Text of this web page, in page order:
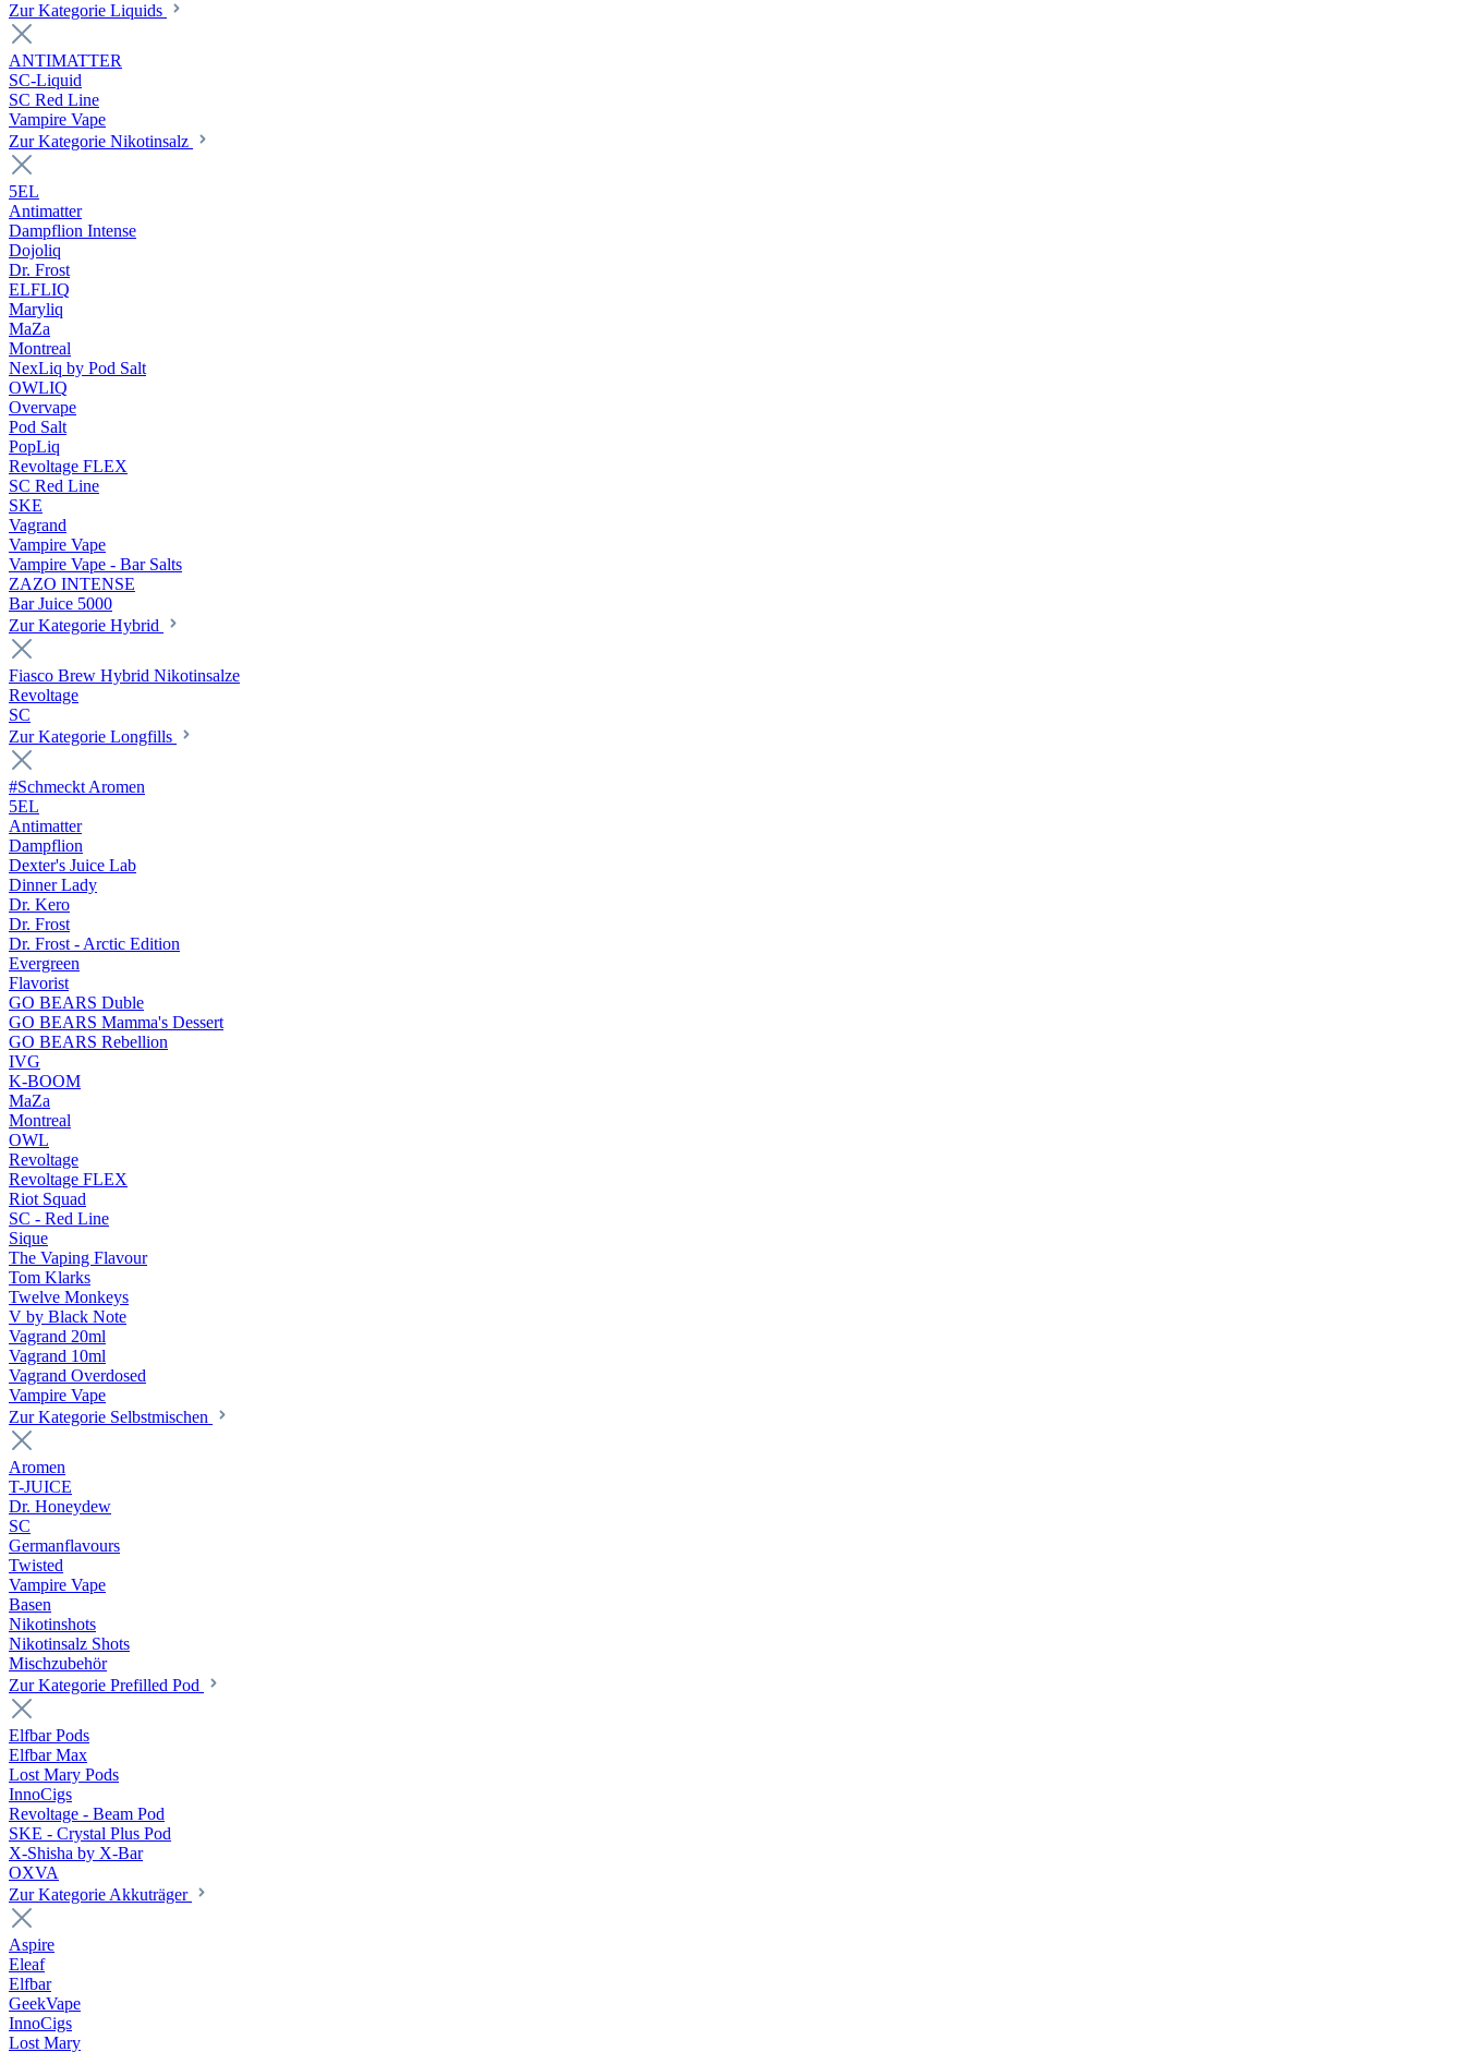
Zur Kategorie Liquids
ANTIMATTER
SC-Liquid
SC Red Line
Vampire Vape
Zur Kategorie Nikotinsalz
5EL
Antimatter
Dampflion Intense
Dojoliq
Dr. Frost
ELFLIQ
Maryliq
MaZa
Montreal
NexLiq by Pod Salt
OWLIQ
Overvape
Pod Salt
PopLiq
Revoltage FLEX
SC Red Line
SKE
Vagrand
Vampire Vape
Vampire Vape - Bar Salts
ZAZO INTENSE
Bar Juice 5000
Zur Kategorie Hybrid
Fiasco Brew Hybrid Nikotinsalze
Revoltage
SC
Zur Kategorie Longfills
#Schmeckt Aromen
5EL
Antimatter
Dampflion
Dexter's Juice Lab
Dinner Lady
Dr. Kero
Dr. Frost
Dr. Frost - Arctic Edition
Evergreen
Flavorist
GO BEARS Duble
GO BEARS Mamma's Dessert
GO BEARS Rebellion
IVG
K-BOOM
MaZa
Montreal
OWL
Revoltage
Revoltage FLEX
Riot Squad
SC - Red Line
Sique
The Vaping Flavour
Tom Klarks
Twelve Monkeys
V by Black Note
Vagrand 20ml
Vagrand 10ml
Vagrand Overdosed
Vampire Vape
Zur Kategorie Selbstmischen
Aromen
T-JUICE
Dr. Honeydew
SC
Germanflavours
Twisted
Vampire Vape
Basen
Nikotinshots
Nikotinsalz Shots
Mischzubehör
Zur Kategorie Prefilled Pod
Elfbar Pods
Elfbar Max
Lost Mary Pods
InnoCigs
Revoltage - Beam Pod
SKE - Crystal Plus Pod
X-Shisha by X-Bar
OXVA
Zur Kategorie Akkuträger
Aspire
Eleaf
Elfbar
GeekVape
InnoCigs
Lost Mary